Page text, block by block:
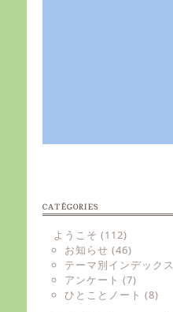
CATÉGORIES
ようこそ (112)
お知らせ (46)
テーマ別インデックス
アンケート (7)
ひとことノート (8)